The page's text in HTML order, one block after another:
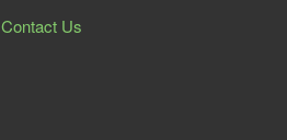
Contact Us